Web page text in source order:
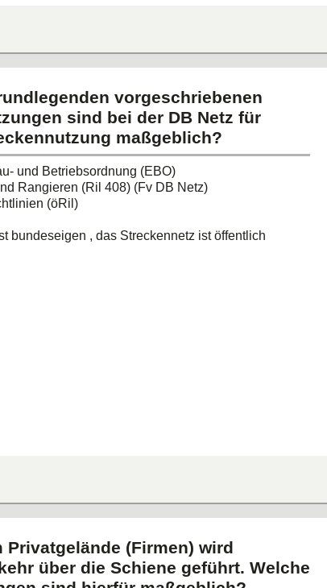
vorgeschriebenen
sind bei der DB Netz für
maßgeblich?
und Betriebsordnung (EBO)
Rangieren (Ril 408) (Fv DB Netz)
(öRil)
bundeseigen , das Streckennetz ist öffentlich
Privatgelände (Firmen) wird
über die Schiene geführt. Welche